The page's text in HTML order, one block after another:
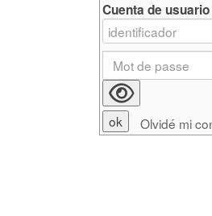
Cuenta de usuario
Olvidé mi